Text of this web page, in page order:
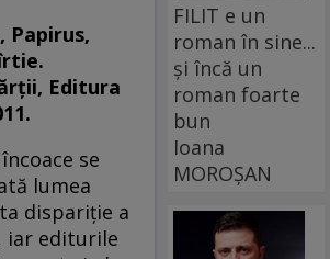
Papirus,
Editura
se
lumea
dispariţie a
iar editurile
FILIT e un
roman în sine...
și încă un
roman foarte
bun
Ioana
MOROȘAN